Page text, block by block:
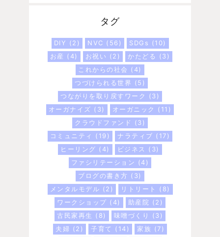
タグ
DIY (2) NVC (56) SDGs (10)
お産 (4) お祝い (2) かたどる
(3)
これからの社会 (4)
つづけられる世界 (5)
つながりを取り戻すワーク
(3)
オーガナイズ (3) オーガニック
(11)
クラウドファンド
(3)
コミュニティ
(19) ナラティブ (17)
ヒーリング (4) ビジネス
(3)
ファシリテーション (4)
ブログの書き方 (3)
メンタルモデル (2) リトリート
(8)
ワークショップ (4) 助産院 (2)
古民家再生
(8) 味噌づくり
(3)
夫婦 (2) 子育て (14) 家族 (7)